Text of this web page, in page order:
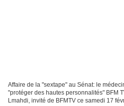
Affaire de la "sextape" au Sénat: le
"protéger des hautes personnalités" BFM
Lmahdi, invité de BFMTV ce samedi 17